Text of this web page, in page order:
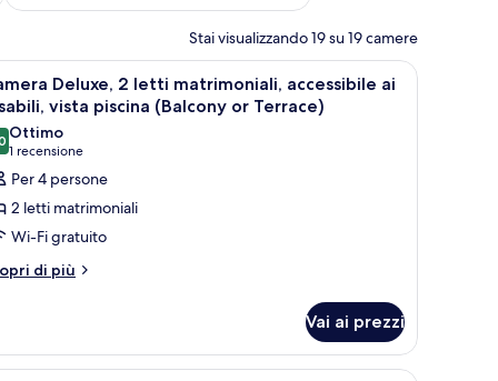
Stai visualizzando 19 su 19 camere
tende oscuranti Camera d'hotel con due letti, una scrivania,
2
Deluxe, 2 letti matrimoniali, accessibile ai
vista piscina (Balcony or Terrace)
su 10
Ottimo
1 recensione
(1
recensione)
Per 4 persone
2 letti matrimoniali
Wi-Fi gratuito
di più
Vai ai prezzi
Camera, 2 letti matrimoniali, balcone, vista